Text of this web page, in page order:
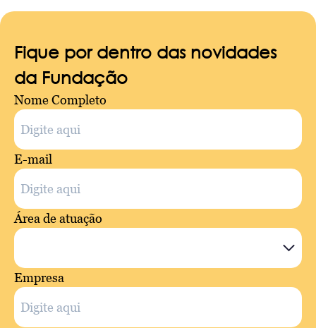
Fique por dentro das novidades
da Fundação
Nome Completo
E-mail
Área de atuação
Empresa